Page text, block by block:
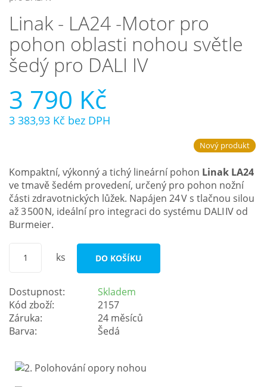
Linak - LA24 -Motor pro
pohon oblasti nohou světle
šedý pro DALI IV
3 790 Kč
3 383,93 Kč bez DPH
Nový produkt
Kompaktní, výkonný a tichý lineární pohon Linak LA24
ve tmavě šedém provedení, určený pro pohon nožní
části zdravotnických lůžek. Napájen 24 V s tlačnou silou
až 3 500 N, ideální pro integraci do systému DALI IV od
Burmeier.
ks DO KOŠÍKU
Dostupnost:
Skladem
Kód zboží:
2157
Záruka:
24 měsíců
Barva:
Šedá